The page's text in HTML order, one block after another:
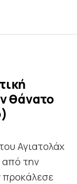
θάνατο
Αγιατολάχ
από την
προκάλεσε